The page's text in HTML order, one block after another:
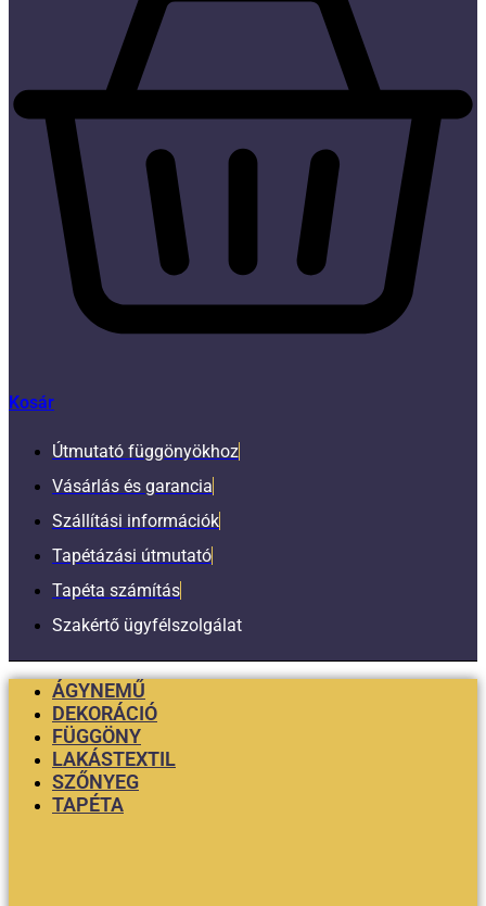
Kosár
Útmutató függönyökhoz
Vásárlás és garancia
Szállítási információk
Tapétázási útmutató
Tapéta számítás
Szakértő ügyfélszolgálat
ÁGYNEMŰ
DEKORÁCIÓ
FÜGGÖNY
LAKÁSTEXTIL
SZŐNYEG
TAPÉTA